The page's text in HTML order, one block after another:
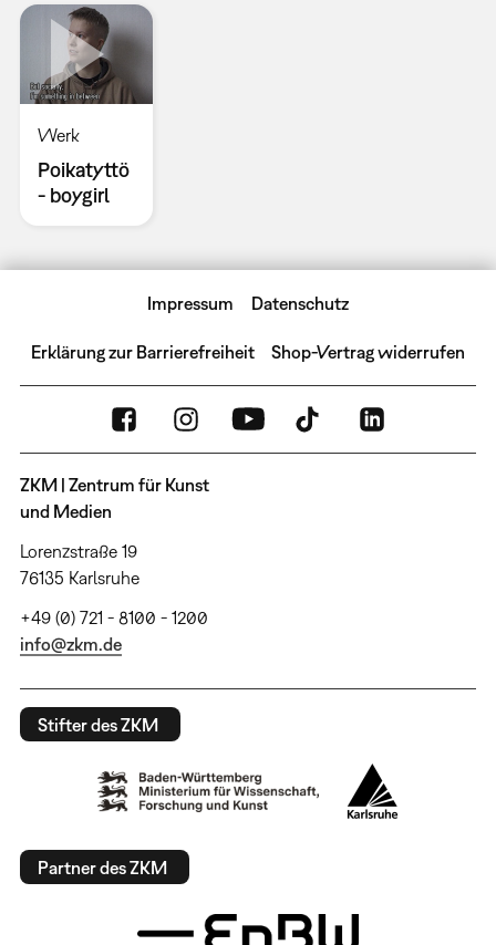
Werk
Poikatyttö
- boygirl
Impressum Datenschutz
Erklärung zur Barrierefreiheit Shop-Vertrag widerrufen
ZKM | Zentrum für Kunst
und Medien
Lorenzstraße 19
76135 Karlsruhe
+49 (0) 721 - 8100 - 1200
info@zkm.de
Stifter des ZKM
Partner des ZKM